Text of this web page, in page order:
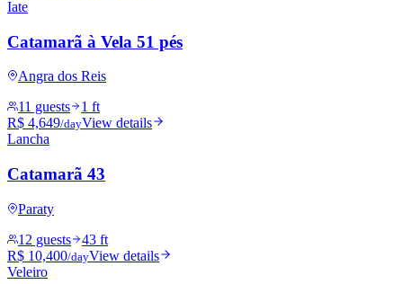
Iate
Catamarã à Vela 51 pés
Angra dos Reis
11 guests
1 ft
R$ 4,649/dayView details
Lancha
Catamarã 43
Paraty
12 guests
43 ft
R$ 10,400/dayView details
Veleiro